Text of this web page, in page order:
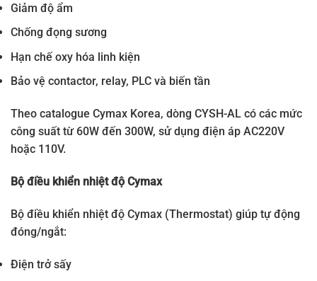
Giảm độ ẩm
Chống đọng sương
Hạn chế oxy hóa linh kiện
Bảo vệ contactor, relay, PLC và biến tần
Theo catalogue Cymax Korea, dòng CYSH-AL có các mức
công suất từ 60W đến 300W, sử dụng điện áp AC220V
hoặc 110V.
Bộ điều khiển nhiệt độ Cymax
Bộ điều khiển nhiệt độ Cymax (Thermostat) giúp tự động
đóng/ngắt:
Điện trở sấy